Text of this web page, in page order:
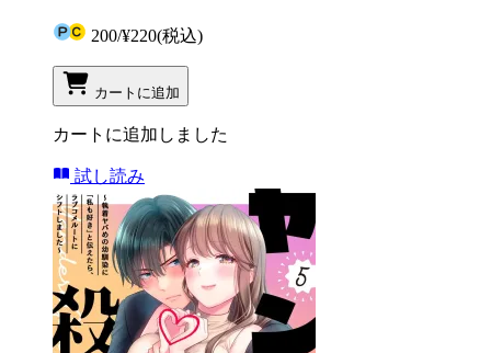
200/¥220(税込)
カートに追加
カートに追加しました
試し読み